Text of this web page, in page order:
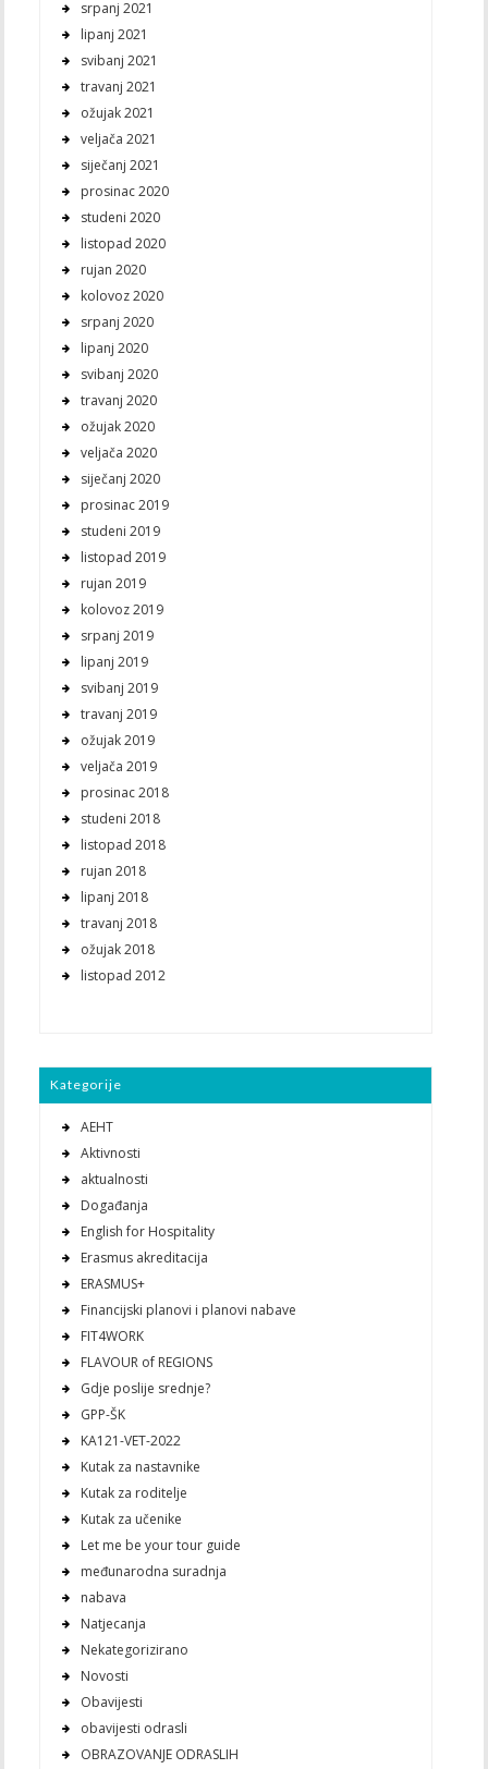
srpanj 2021
lipanj 2021
svibanj 2021
travanj 2021
ožujak 2021
veljača 2021
siječanj 2021
prosinac 2020
studeni 2020
listopad 2020
rujan 2020
kolovoz 2020
srpanj 2020
lipanj 2020
svibanj 2020
travanj 2020
ožujak 2020
veljača 2020
siječanj 2020
prosinac 2019
studeni 2019
listopad 2019
rujan 2019
kolovoz 2019
srpanj 2019
lipanj 2019
svibanj 2019
travanj 2019
ožujak 2019
veljača 2019
prosinac 2018
studeni 2018
listopad 2018
rujan 2018
lipanj 2018
travanj 2018
ožujak 2018
listopad 2012
Kategorije
AEHT
Aktivnosti
aktualnosti
Događanja
English for Hospitality
Erasmus akreditacija
ERASMUS+
Financijski planovi i planovi nabave
FIT4WORK
FLAVOUR of REGIONS
Gdje poslije srednje?
GPP-ŠK
KA121-VET-2022
Kutak za nastavnike
Kutak za roditelje
Kutak za učenike
Let me be your tour guide
međunarodna suradnja
nabava
Natjecanja
Nekategorizirano
Novosti
Obavijesti
obavijesti odrasli
OBRAZOVANJE ODRASLIH